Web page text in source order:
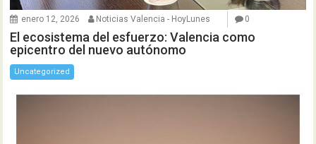
enero 12, 2026 Noticias Valencia - HoyLunes 0
El ecosistema del esfuerzo: Valencia como
epicentro del nuevo autónomo
Uncategorized